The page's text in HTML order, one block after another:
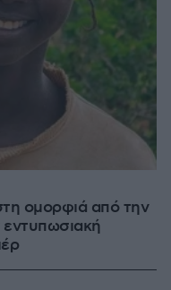
ομορφιά από την
εντυπωσιακή